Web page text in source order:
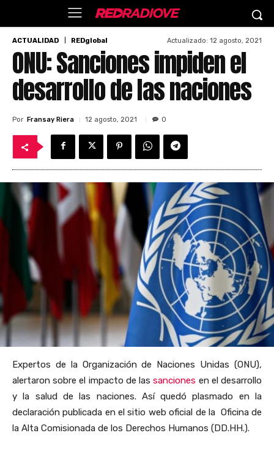
ACTUALIDAD REDglobal Actualizado: 12 agosto, 2021
ONU: Sanciones impiden el
desarrollo de las naciones
Por Fransay Riera 12 agosto, 2021 0
Expertos de la Organización de Naciones Unidas (ONU),
alertaron sobre el impacto de lassanciones en el desarrollo
y la salud de las naciones. Así quedó plasmado en la
declaración publicada en el sitio web oficial de la Oficina de
la Alta Comisionada de los Derechos Humanos (DD.HH.).